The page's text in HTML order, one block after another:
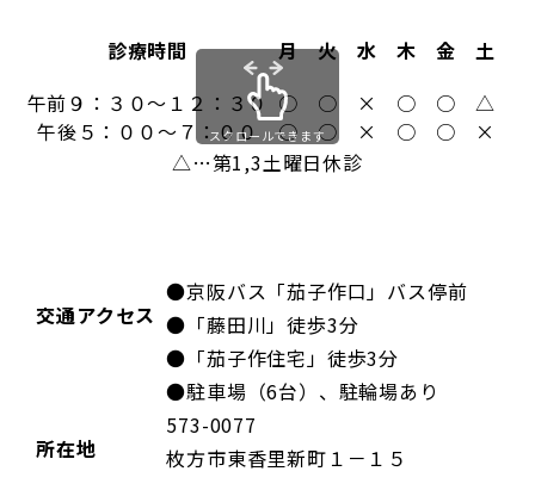
診療時間 月 火 水 木 金 土
午前９：３０～１２：３０ ○ ○ × ○ ○ △
午後５：００～７：００
○ ○ × ○ ○ ×
スクロールできます
△…第1,3土曜日休診
交通アクセス
●京阪バス「茄子作口」バス停前
●「藤田川」徒歩3分
●「茄子作住宅」徒歩3分
●駐車場（6台）、駐輪場あり
所在地
573-0077
枚方市東香里新町１－１５